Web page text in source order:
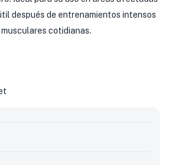
después de entrenamientos intensos
cotidianas.